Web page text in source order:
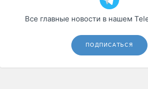
Все главные новости в нашем
ПОДПИСАТЬСЯ